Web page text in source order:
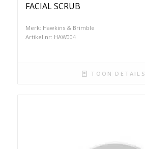
FACIAL SCRUB
Merk: Hawkins & Brimble
Artikel nr: HAW004
TOON DETAILS